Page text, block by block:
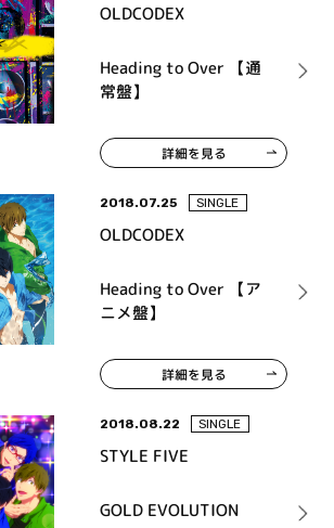
OLDCODEX
Heading to Over 【通
常盤】
詳細を見る
2018.07.25 SINGLE
OLDCODEX
Heading to Over 【ア
ニメ盤】
詳細を見る
2018.08.22 SINGLE
STYLE FIVE
GOLD EVOLUTION